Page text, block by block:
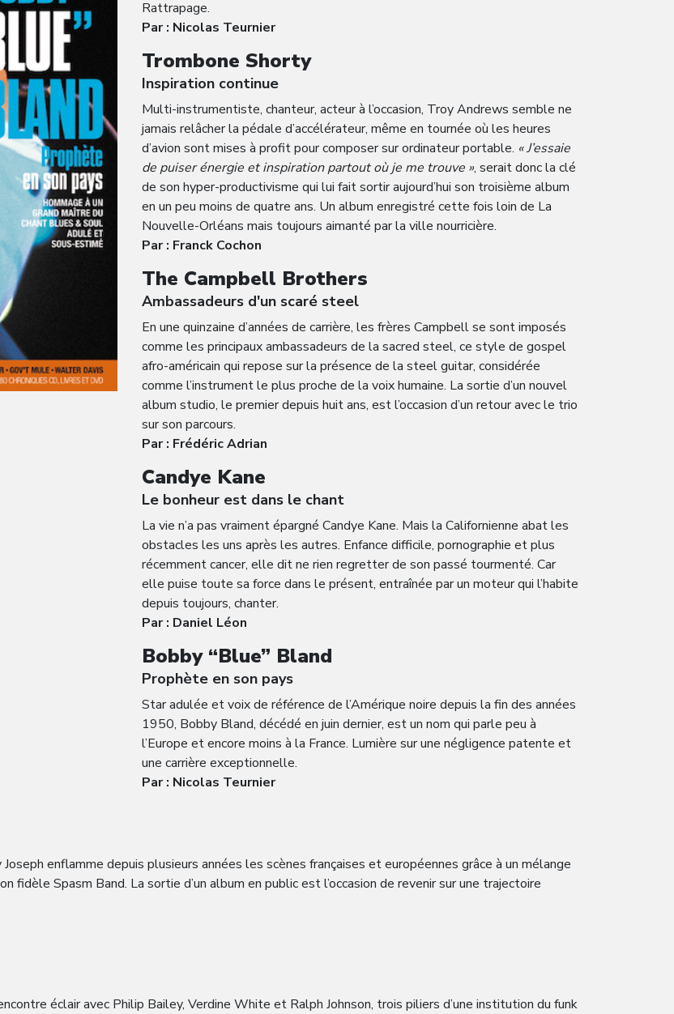
Rattrapage.
Par : Nicolas Teurnier
Trombone Shorty
Inspiration continue
Multi-instrumentiste, chanteur, acteur à l’occasion, Troy Andrews semble ne
jamais relâcher la pédale d’accélérateur, même en tournée où les heures
d’avion sont mises à profit pour composer sur ordinateur portable. « J’essaie
de puiser énergie et inspiration partout où je me trouve », serait donc la clé
de son hyper-productivisme qui lui fait sortir aujourd’hui son troisième album
en un peu moins de quatre ans. Un album enregistré cette fois loin de La
Nouvelle-Orléans mais toujours aimanté par la ville nourricière.
Par : Franck Cochon
The Campbell Brothers
Ambassadeurs d'un scaré steel
En une quinzaine d’années de carrière, les frères Campbell se sont imposés
comme les principaux ambassadeurs de la sacred steel, ce style de gospel
afro-américain qui repose sur la présence de la steel guitar, considérée
comme l’instrument le plus proche de la voix humaine. La sortie d’un nouvel
album studio, le premier depuis huit ans, est l’occasion d’un retour avec le trio
sur son parcours.
Par : Frédéric Adrian
Candye Kane
Le bonheur est dans le chant
La vie n’a pas vraiment épargné Candye Kane. Mais la Californienne abat les
obstacles les uns après les autres. Enfance difficile, pornographie et plus
récemment cancer, elle dit ne rien regretter de son passé tourmenté. Car
elle puise toute sa force dans le présent, entraînée par un moteur qui l’habite
depuis toujours, chanter.
Par : Daniel Léon
Bobby “Blue” Bland
Prophète en son pays
Star adulée et voix de référence de l’Amérique noire depuis la fin des années
1950, Bobby Bland, décédé en juin dernier, est un nom qui parle peu à
l’Europe et encore moins à la France. Lumière sur une négligence patente et
une carrière exceptionnelle.
Par : Nicolas Teurnier
enflamme depuis plusieurs années les scènes françaises et européennes grâce à un mélange
fidèle Spasm Band. La sortie d’un album en public est l’occasion de revenir sur une trajectoire
éclair avec Philip Bailey, Verdine White et Ralph Johnson, trois piliers d’une institution du funk